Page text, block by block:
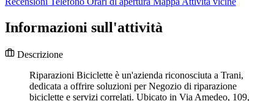
Informazioni sull'attività
Descrizione
Riparazioni Biciclette è un'azienda riconosciuta a Trani,
dedicata a offrire soluzioni per Negozio di riparazione
biciclette e servizi correlati. Ubicato in Via Amedeo, 109,